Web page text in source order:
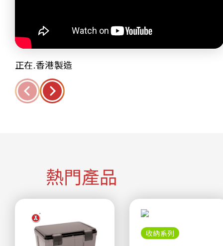
正在.香港製造
熱門產品
收納系列